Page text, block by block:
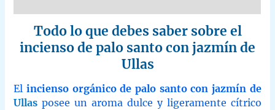
Todo lo que debes saber sobre el
incienso de palo santo con jazmín de
Ullas
Elincienso orgánico de palo santo con jazmín de
Ullas posee un aroma dulce y ligeramente cítrico